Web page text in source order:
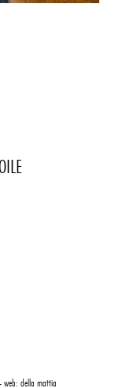
web: della mattia